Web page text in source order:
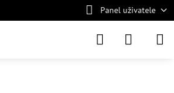
Panel uživatele